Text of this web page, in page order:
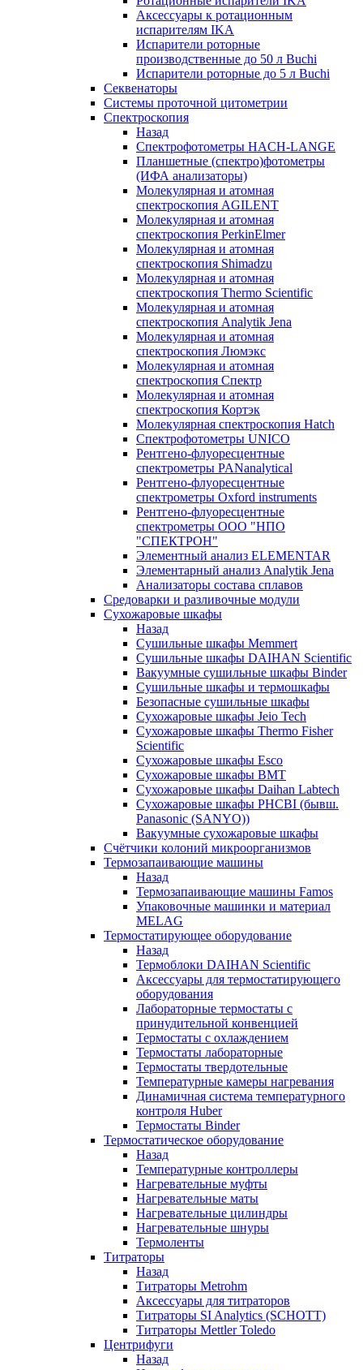
Аксессуары к ротационным
испарителям IKA
Испарители роторные
производственные до 50 л Buchi
Испарители роторные до 5 л Buchi
Секвенаторы
Системы проточной цитометрии
Спектроскопия
Назад
Спектрофотометры HACH-LANGE
Планшетные (спектро)фотометры
(ИФА анализаторы)
Молекулярная и атомная
спектроскопия AGILENT
Молекулярная и атомная
спектроскопия PerkinElmer
Молекулярная и атомная
спектроскопия Shimadzu
Молекулярная и атомная
спектроскопия Thermo Scientific
Молекулярная и атомная
спектроскопия Analytik Jena
Молекулярная и атомная
спектроскопия Люмэкс
Молекулярная и атомная
спектроскопия Спектр
Молекулярная и атомная
спектроскопия Кортэк
Молекулярная спектроскопия Hatch
Спектрофотометры UNICO
Рентгено-флуоресцентные
спектрометры PANanalytical
Рентгено-флуоресцентные
спектрометры Oxford instruments
Рентгено-флуоресцентные
спектрометры ООО "НПО
"СПЕКТРОН"
Элементный анализ ELEMENTAR
Элементарный анализ Analytik Jena
Анализаторы состава сплавов
Средоварки и разливочные модули
Сухожаровые шкафы
Назад
Сушильные шкафы Memmert
Сушильные шкафы DAIHAN Scientific
Вакуумные сушильные шкафы Binder
Сушильные шкафы и термошкафы
Безопасные сушильные шкафы
Сухожаровые шкафы Jeio Tech
Сухожаровые шкафы Thermo Fisher
Scientific
Сухожаровые шкафы Esco
Сухожаровые шкафы BMT
Сухожаровые шкафы Daihan Labtech
Сухожаровые шкафы PHCBI (бывш.
Panasonic (SANYO))
Вакуумные сухожаровые шкафы
Счётчики колоний микроорганизмов
Термозапаивающие машины
Назад
Термозапаивающие машины Famos
Упаковочные машинки и материал
MELAG
Термостатирующее оборудование
Назад
Термоблоки DAIHAN Scientific
Аксессуары для термостатирующего
оборудования
Лабораторные термостаты с
принудительной конвенцией
Термостаты с охлаждением
Термостаты лабораторные
Термостаты твердотельные
Температурные камеры нагревания
Динамичная система температурного
контроля Huber
Термостаты Binder
Термостатическое оборудование
Назад
Температурные контроллеры
Нагревательные муфты
Нагревательные маты
Нагревательные цилиндры
Нагревательные шнуры
Термоленты
Титраторы
Назад
Титраторы Metrohm
Аксессуары для титраторов
Титраторы SI Analytics (SCHOTT)
Титраторы Mettler Toledo
Центрифуги
Назад